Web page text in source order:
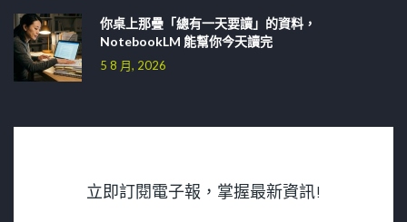
你桌上那疊「總有一天要讀」的資料，
NotebookLM 能幫你今天讀完
5 8 月, 2026
立即訂閱電子報，掌握最新資訊!